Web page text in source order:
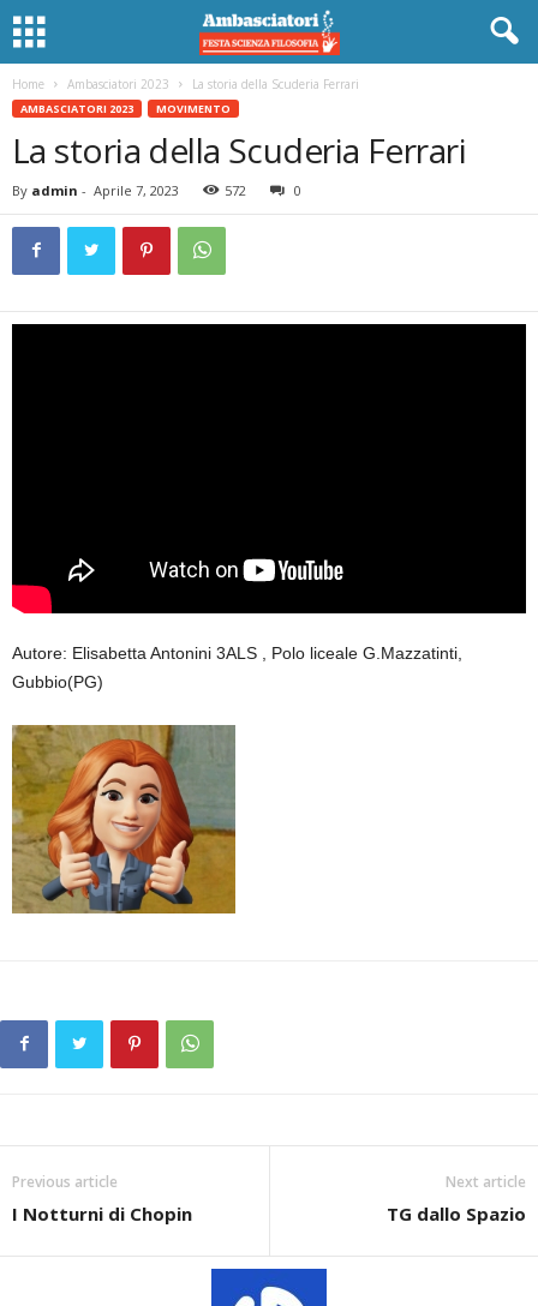
Home Ambasciatori 2023 La storia della Scuderia Ferrari
AMBASCIATORI 2023 MOVIMENTO
La storia della Scuderia Ferrari
By admin - Aprile 7, 2023 572 0
Autore: Elisabetta Antonini 3ALS , Polo liceale G.Mazzatinti,
Gubbio(PG)
Previous article
I Notturni di Chopin
Next article
TG dallo Spazio